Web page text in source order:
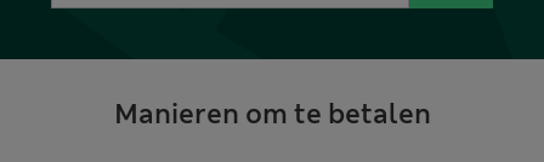
Manieren om te betalen